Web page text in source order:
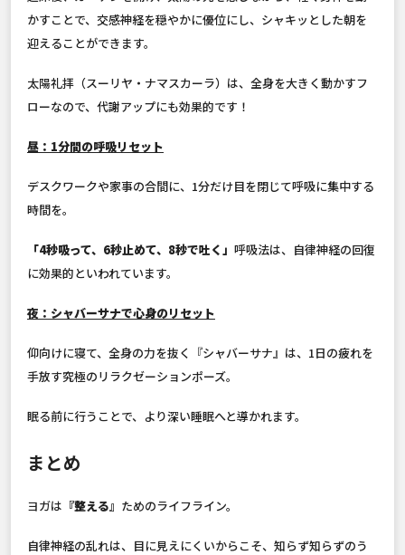
かすことで、交感神経を穏やかに優位にし、シャキッとした朝を
迎えることができます。
太陽礼拝（スーリヤ・ナマスカーラ）は、全身を大きく動かすフ
ローなので、代謝アップにも効果的です！
昼：1分間の呼吸リセット
デスクワークや家事の合間に、1分だけ目を閉じて呼吸に集中する
時間を。
「4秒吸って、6秒止めて、8秒で吐く」 呼吸法は、自律神経の回復
に効果的といわれています。
夜：シャバーサナで心身のリセット
仰向けに寝て、全身の力を抜く『シャバーサナ』は、1日の疲れを
手放す究極のリラクゼーションポーズ。
眠る前に行うことで、より深い睡眠へと導かれます。
まとめ
ヨガは 『整える』 ためのライフライン。
自律神経の乱れは、目に見えにくいからこそ、知らず知らずのう